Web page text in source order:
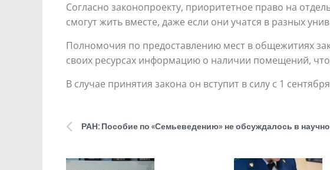
Согласно законопроекту, приоритетное право на
смогут жить вместе, даже если они учатся в разных
Полномочия по предоставлению мест в общежитиях
своих ресурсах информацию о наличии помещений,
В случае принятия закона он вступит в силу с 1